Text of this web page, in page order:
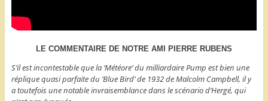
LE COMMENTAIRE DE NOTRE AMI PIERRE RUBENS
S’il est incontestable que la ‘Météore’ du milliardaire Pump est bien une
réplique quasi parfaite du ‘Blue Bird’ de 1932 de Malcolm Campbell, il y
a toutefois une notable invraisemblance dans le scénario d’Hergé, qui